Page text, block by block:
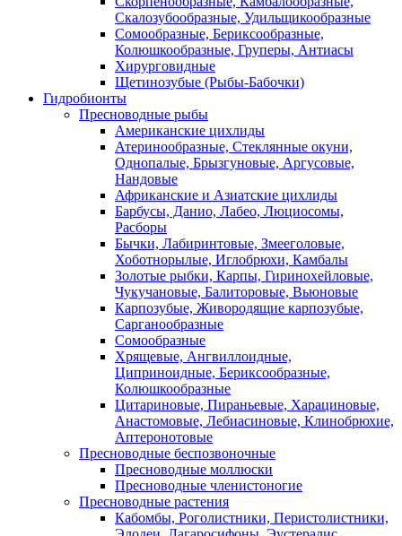
Скалозубообразные, Удильщикообразные
Сомообразные, Бериксообразные,
Колюшкообразные, Груперы, Антиасы
Хирурговидные
Щетинозубые (Рыбы-Бабочки)
Гидробионты
Пресноводные рыбы
Американские цихлиды
Атеринообразные, Стеклянные окуни,
Однопалые, Брызгуновые, Аргусовые,
Нандовые
Африканские и Азиатские цихлиды
Барбусы, Данио, Лабео, Люциосомы,
Расборы
Бычки, Лабиринтовые, Змееголовые,
Хоботнорылые, Иглобрюхи, Камбалы
Золотые рыбки, Карпы, Гиринохейловые,
Чукучановые, Балиторовые, Вьюновые
Карпозубые, Живородящие карпозубые,
Сарганообразные
Сомообразные
Хрящевые, Ангвиллоидные,
Циприноидные, Бериксообразные,
Колюшкообразные
Цитариновые, Пираньевые, Харациновые,
Анастомовые, Лебиасиновые, Клинобрюхие,
Аптеронотовые
Пресноводные беспозвоночные
Пресноводные моллюски
Пресноводные членистоногие
Пресноводные растения
Кабомбы, Роголистники, Перистолистники,